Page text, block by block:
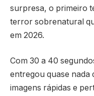
surpresa, o primeiro
terror sobrenatural
em 2026.
Com 30 a 40
entregou quase nada
imagens rápidas e